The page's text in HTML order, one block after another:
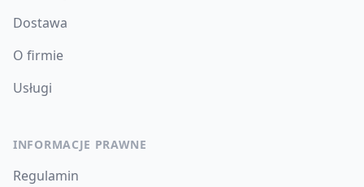
Dostawa
O firmie
Usługi
INFORMACJE PRAWNE
Regulamin